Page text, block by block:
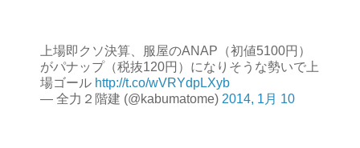
上場即クソ決算、服屋のANAP（初値5100円）
がパナップ（税抜120円）になりそうな勢いで上
場ゴール http://t.co/wVRYdpLXyb
— 全力２階建 (@kabumatome) 2014, 1月 10